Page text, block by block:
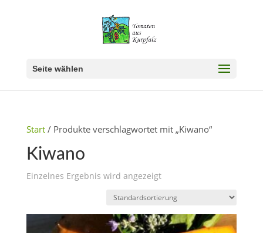
Seite wählen
Start/ Produkte verschlagwortet mit „Kiwano“
Kiwano
Einzelnes Ergebnis wird angezeigt